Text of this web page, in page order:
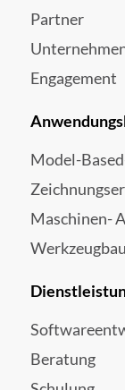
Partner
Engagement
Model-
Maschinen-
Werkzeugbau
Beratung